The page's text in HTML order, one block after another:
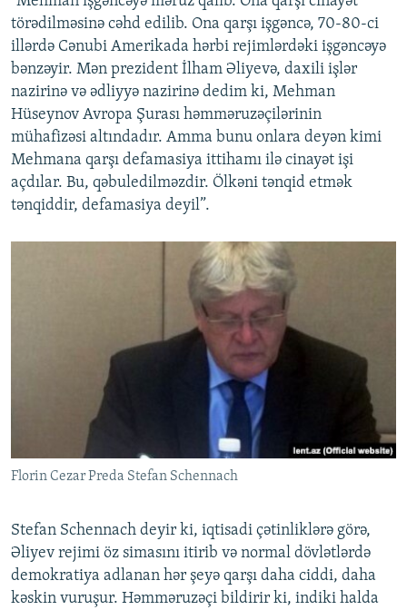
törədilməsinə cəhd edilib. Ona qarşı işgəncə, 70-80-ci
illərdə Cənubi Amerikada hərbi rejimlərdəki işgəncəyə
bənzəyir. Mən prezident İlham Əliyevə, daxili işlər
nazirinə və ədliyyə nazirinə dedim ki, Mehman
Hüseynov Avropa Şurası həmməruzəçilərinin
mühafizəsi altındadır. Amma bunu onlara deyən kimi
Mehmana qarşı defamasiya ittihamı ilə cinayət işi
açdılar. Bu, qəbuledilməzdir. Ölkəni tənqid etmək
tənqiddir, defamasiya deyil”.
Florin Cezar Preda Stefan Schennach
Stefan Schennach deyir ki, iqtisadi çətinliklərə görə,
Əliyev rejimi öz simasını itirib və normal dövlətlərdə
demokratiya adlanan hər şeyə qarşı daha ciddi, daha
kəskin vuruşur. Həmməruzəçi bildirir ki, indiki halda